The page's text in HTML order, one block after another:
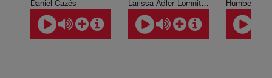
Daniel Cazés
Larissa Adler-Lomnitz et al